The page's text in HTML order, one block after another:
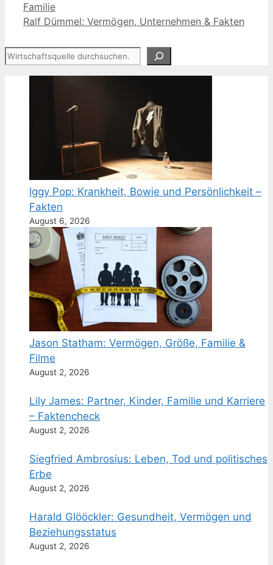
Familie
Ralf Dümmel: Vermögen, Unternehmen & Fakten
Suchen
Iggy Pop: Krankheit, Bowie und Persönlichkeit –
Fakten
August 6, 2026
Jason Statham: Vermögen, Größe, Familie &
Filme
August 2, 2026
Lily James: Partner, Kinder, Familie und Karriere
– Faktencheck
August 2, 2026
Siegfried Ambrosius: Leben, Tod und politisches
Erbe
August 2, 2026
Harald Glööckler: Gesundheit, Vermögen und
Beziehungsstatus
August 2, 2026